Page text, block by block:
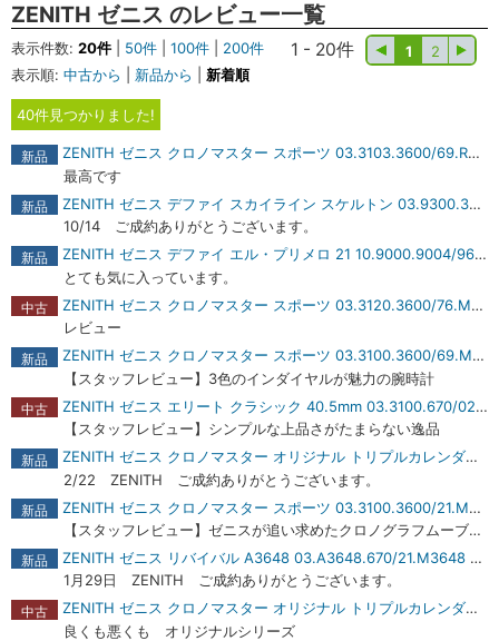
ZENITH ゼニス のレビュー一覧
表示件数: 20件 50件 100件
200件
表示順: 中古から 新品から 新着順
1 2
1 - 20件
40件見つかりました!
新品
ZENITH ゼニス クロノマスター スポーツ 03.3103.3600/69.R950 商品レビュー
最高です
新品
ZENITH ゼニス デファイ スカイライン スケルトン 03.9300.3620/80.I001 ブティック エディション 商品レビュー
10/14 ご成約ありがとうございます。
新品
ZENITH ゼニス デファイ エル・プリメロ 21 10.9000.9004/96.R921 商品レビュー
とても気に入っています。
中古
ZENITH ゼニス クロノマスター スポーツ 03.3120.3600/76.M3100 メテオライト 商品レビュー
レビュー
新品
ZENITH ゼニス クロノマスター スポーツ 03.3100.3600/69.M3100 ホワイト 商品レビュー
【スタッフレビュー】3色のインダイヤルが魅力の腕時計
中古
ZENITH ゼニス エリート クラシック 40.5mm 03.3100.670/02.C922 ブルー 商品レビュー
【スタッフレビュー】シンプルな上品さがたまらない逸品
新品
ZENITH ゼニス クロノマスター オリジナル トリプルカレンダー ホディンキーエディション 03.3401.3610./21.M3200【世界限定200本】 商品レビュー
2/22 ZENITH ご成約ありがとうございます。
新品
ZENITH ゼニス クロノマスター スポーツ 03.3100.3600/21.M3100 商品レビュー
【スタッフレビュー】ゼニスが追い求めたクロノグラフムーブメントを堪能できる腕時計
新品
ZENITH ゼニス リバイバル A3648 03.A3648.670/21.M3648 【2024年新作】 商品レビュー
1月29日 ZENITH ご成約ありがとうございます。
中古
ZENITH ゼニス クロノマスター オリジナル トリプルカレンダー 03.3400.3610/38.M3200 商品レビュー
良くも悪くも オリジナルシリーズ